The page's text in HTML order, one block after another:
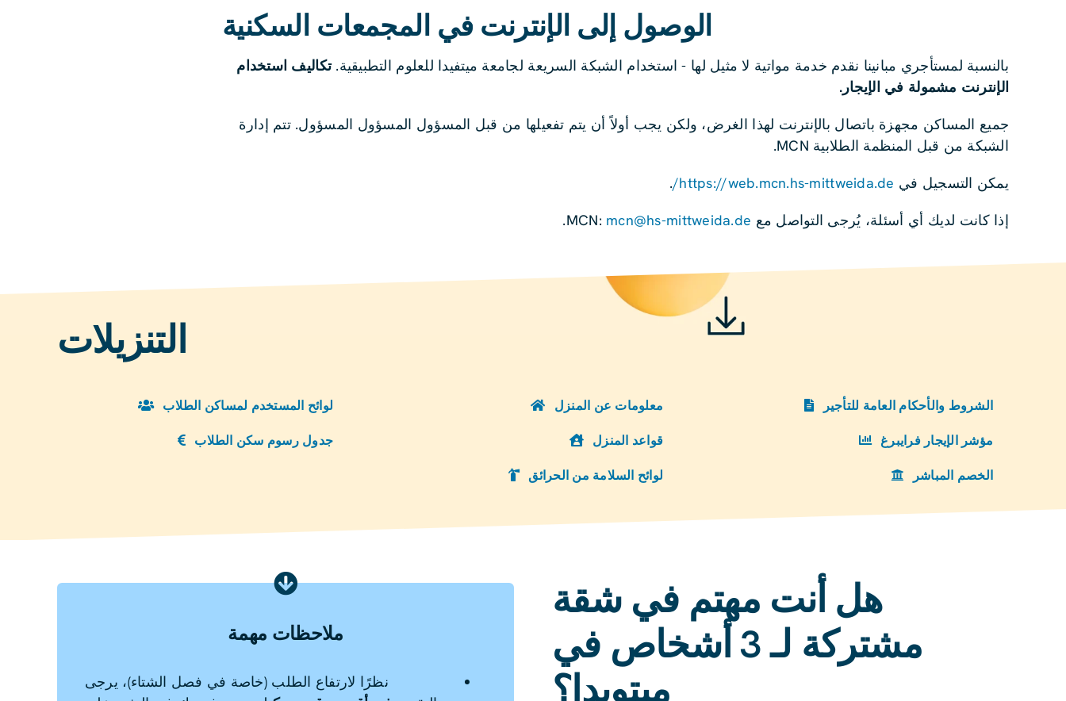
الوصول إلى الإنترنت في المجمعات السكنية
بالنسبة لمستأجري مبانينا نقدم خدمة مواتية لا مثيل لها - استخدام الشبكة السريعة لجامعة ميتفيدا للعلوم التطبيقية.تكاليف استخدام
الإنترنت مشمولة في الإيجار.
جميع المساكن مجهزة باتصال بالإنترنت لهذا الغرض، ولكن يجب أولاً أن يتم تفعيلها من قبل المسؤول المسؤول المسؤول. تتم إدارة
الشبكة من قبل المنظمة الطلابية MCN.
يمكن التسجيل في https://web.mcn.hs-mittweida.de/
.
إذا كانت لديك أي أسئلة، يُرجى التواصل مع MCN: mcn@hs-mittweida.de
.
التنزيلات
الشروط والأحكام العامة للتأجير
مؤشر الإيجار فرايبرغ
الخصم المباشر
معلومات عن المنزل
قواعد المنزل
لوائح السلامة من الحرائق
لوائح المستخدم لمساكن الطلاب
جدول رسوم سكن الطلاب
هل أنت مهتم في شقة
مشتركة لـ 3 أشخاص في
ميتويدا؟
ملاحظات مهمة
نظرًا لارتفاع الطلب (خاصة في فصل الشتاء)، يرجى